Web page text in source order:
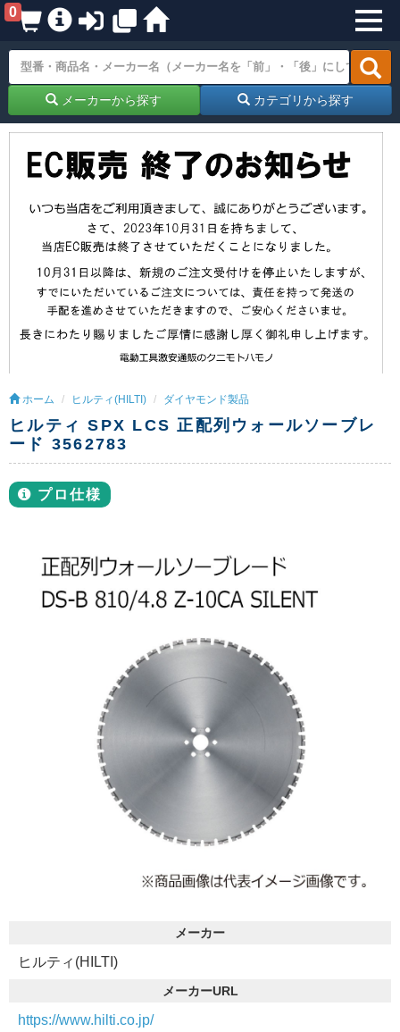
0
メーカーから探す カテゴリから探す
ホーム ヒルティ(HILTI) ダイヤモンド製品
ヒルティ SPX LCS 正配列ウォールソーブレ
ード 3562783
プロ仕様
メーカー
ヒルティ(HILTI)
メーカーURL
https://www.hilti.co.jp/